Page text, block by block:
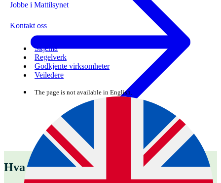
Jobbe i Mattilsynet
Kontakt oss
Skjema
Regelverk
Godkjente virksomheter
Veiledere
The page is not available in English.
Hva vil du eksportere?